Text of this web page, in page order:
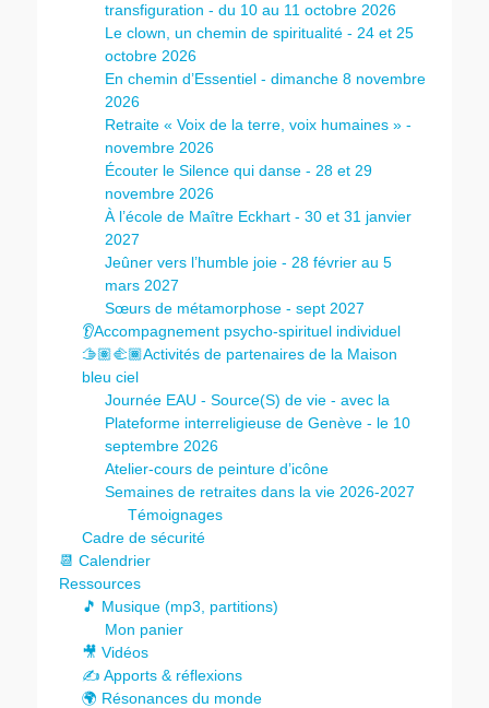
transfiguration - du 10 au 11 octobre 2026
Le clown, un chemin de spiritualité - 24 et 25
octobre 2026
En chemin d’Essentiel - dimanche 8 novembre
2026
Retraite « Voix de la terre, voix humaines » -
novembre 2026
Écouter le Silence qui danse - 28 et 29
novembre 2026
À l’école de Maître Eckhart - 30 et 31 janvier
2027
Jeûner vers l’humble joie - 28 février au 5
mars 2027
Sœurs de métamorphose - sept 2027
👂Accompagnement psycho-spirituel individuel
🫱🏽‍🫲🏾Activités de partenaires de la Maison
bleu ciel
Journée EAU - Source(S) de vie - avec la
Plateforme interreligieuse de Genève - le 10
septembre 2026
Atelier-cours de peinture d’icône
Semaines de retraites dans la vie 2026-2027
Témoignages
Cadre de sécurité
📆 Calendrier
Ressources
🎵 Musique (mp3, partitions)
Mon panier
🎥 Vidéos
✍️ Apports & réflexions
🌍 Résonances du monde